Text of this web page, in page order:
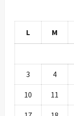
L M
3 4
10 11